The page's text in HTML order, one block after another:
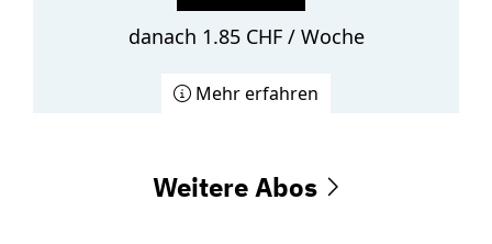
danach 1.85 CHF / Woche
Mehr erfahren
Weitere Abos